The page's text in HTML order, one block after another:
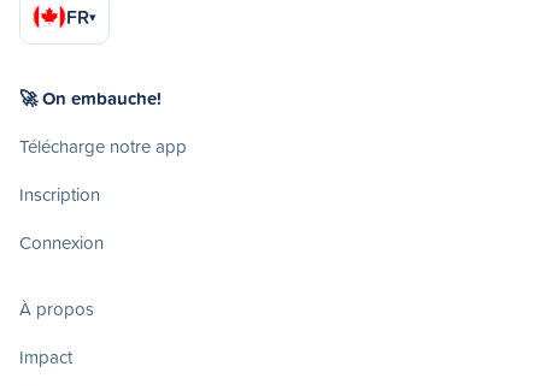
FR▾
🚀 On embauche!
Télécharge notre app
Inscription
Connexion
À propos
Impact